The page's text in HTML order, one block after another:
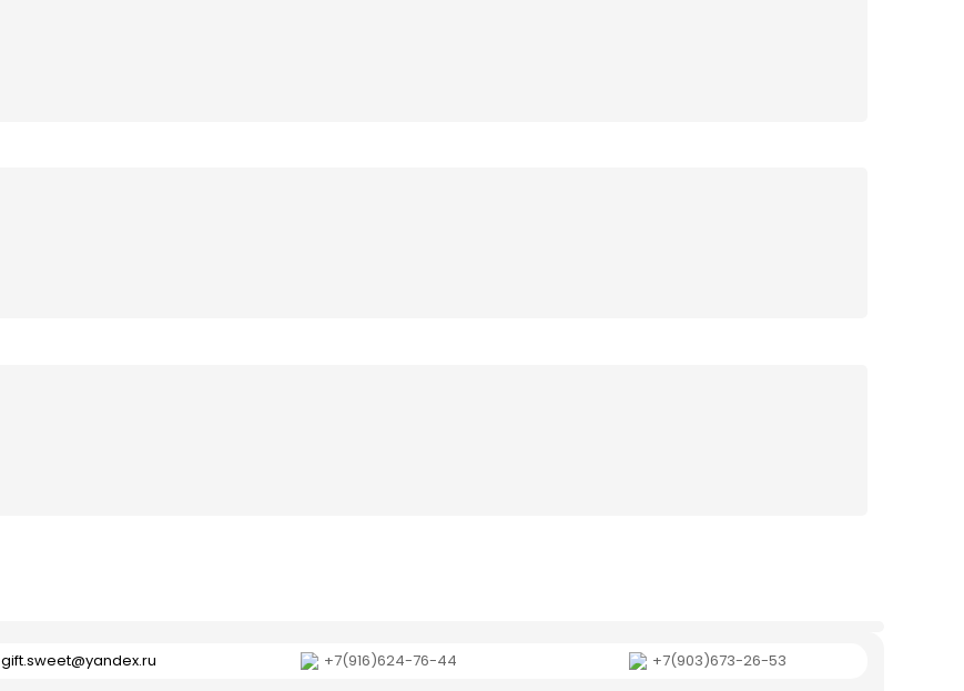
gift.sweet@yandex.ru +7(916)624-76-44 +7(903)673-26-53